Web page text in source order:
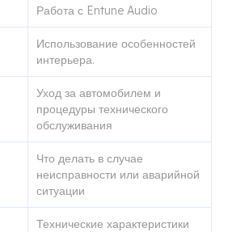
Работа с Entune Audio
Использование особенностей
интерьера.
Уход за автомобилем и
процедуры технического
обслуживания
Что делать в случае
неисправности или аварийной
ситуации
Технические характеристики